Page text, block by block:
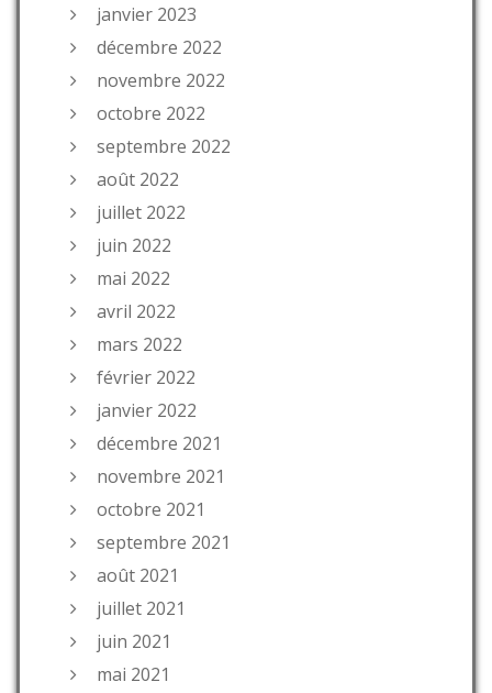
janvier 2023
décembre 2022
novembre 2022
octobre 2022
septembre 2022
août 2022
juillet 2022
juin 2022
mai 2022
avril 2022
mars 2022
février 2022
janvier 2022
décembre 2021
novembre 2021
octobre 2021
septembre 2021
août 2021
juillet 2021
juin 2021
mai 2021